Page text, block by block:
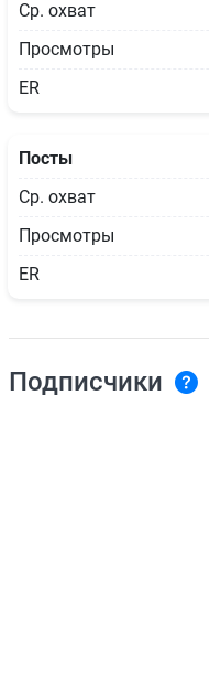
Ср. охват
Просмотры
ER
Посты
Ср. охват
Просмотры
ER
Подписчики